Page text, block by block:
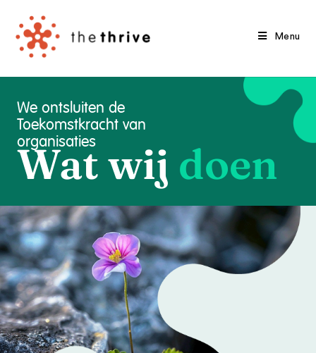
Menu
We ontsluiten de
Toekomstkracht van
organisaties
Wat wij doen